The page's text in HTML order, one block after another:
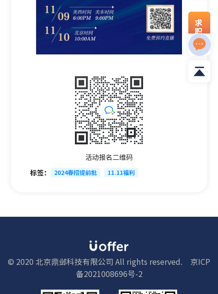
活动报名二维码
标签：
2024春招提前批 11.11福利
求
职
资
料
© 2020 北京鼎邺科技有限公司 All rights reserved.
京ICP
备2021008696号-2